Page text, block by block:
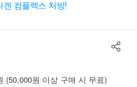
겐 컴플렉스 처방!
(50,000원 이상 구매 시 무료)